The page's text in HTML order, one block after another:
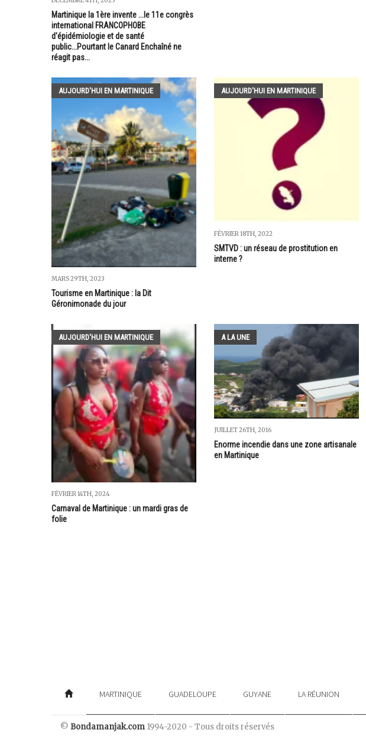
Martinique la 1ère invente ...le 11e congrès
international FRANCOPHOBE
d'épidémiologie et de santé
public...Pourtant le Canard Enchaîné ne
réagit pas...
AUJOURD'HUI EN MARTINIQUE
MARS 29TH, 2023
Tourisme en Martinique : la Dit
Géronimonade du jour
AUJOURD'HUI EN MARTINIQUE
FÉVRIER 18TH, 2022
SMTVD : un réseau de prostitution en
interne ?
AUJOURD'HUI EN MARTINIQUE
FÉVRIER 14TH, 2024
Carnaval de Martinique : un mardi gras de
folie
A LA UNE
JUILLET 26TH, 2016
Enorme incendie dans une zone artisanale
en Martinique
MARTINIQUE GUADELOUPE GUYANE LA RÉUNION
© Bondamanjak.com 1994-2020 - Tous droits réservés